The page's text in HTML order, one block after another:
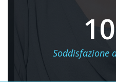
Soddisfazione